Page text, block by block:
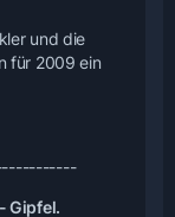
und die
für 2009 ein
Gipfel.